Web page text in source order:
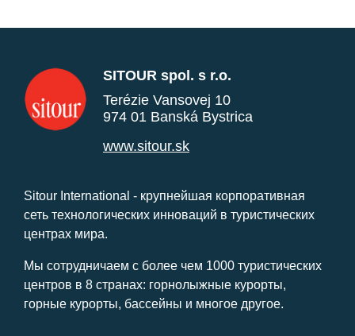
SITOUR spol. s r.o.
Terézie Vansovej 10
974 01 Banská Bystrica
www.sitour.sk
Sitour International - крупнейшая корпоративная
сеть технологических инноваций в туристических
центрах мира.
Мы сотрудничаем с более чем 1000 туристических
центров в 8 странах: горнолыжные курорты,
горные курорты, бассейны и многое другое.